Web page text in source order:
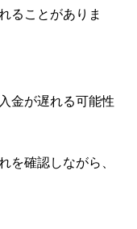
ることがありま
金が遅れる可能性
を確認しながら、